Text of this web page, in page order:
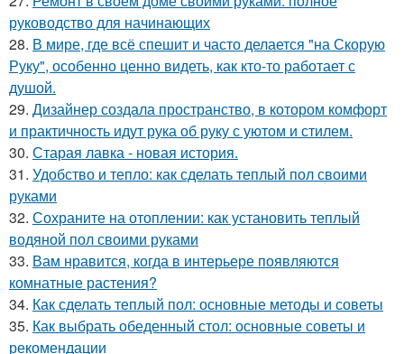
руководство для начинающих
28. В мире, где всё спешит и часто делается "на Скорую
Руку", особенно ценно видеть, как кто-то работает с
душой.
29. Дизайнер создала пространство, в котором комфорт
и практичность идут рука об руку с уютом и стилем.
30. Старая лавка - новая история.
31. Удобство и тепло: как сделать теплый пол своими
руками
32. Сохраните на отоплении: как установить теплый
водяной пол своими руками
33. Вам нравится, когда в интерьере появляются
комнатные растения?
34. Как сделать теплый пол: основные методы и советы
35. Как выбрать обеденный стол: основные советы и
рекомендации